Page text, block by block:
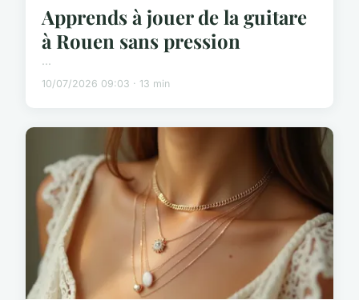
Apprends à jouer de la guitare
à Rouen sans pression
...
10/07/2026 09:03 · 13 min